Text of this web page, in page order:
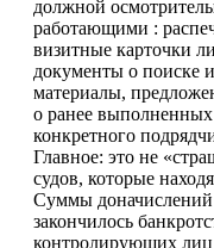
должной
работающими :
визитные карточки
документы о поиске
материалы,
о ранее
конкретного
Главное: это не
судов, которые
Суммы
закончилось
контролирующих лиц